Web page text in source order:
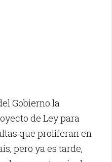
Gobierno la
de Ley para
que proliferan en
pero ya es tarde,